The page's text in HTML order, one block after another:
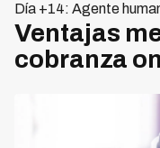
Día +14: Agente
Ventajas
cobranza